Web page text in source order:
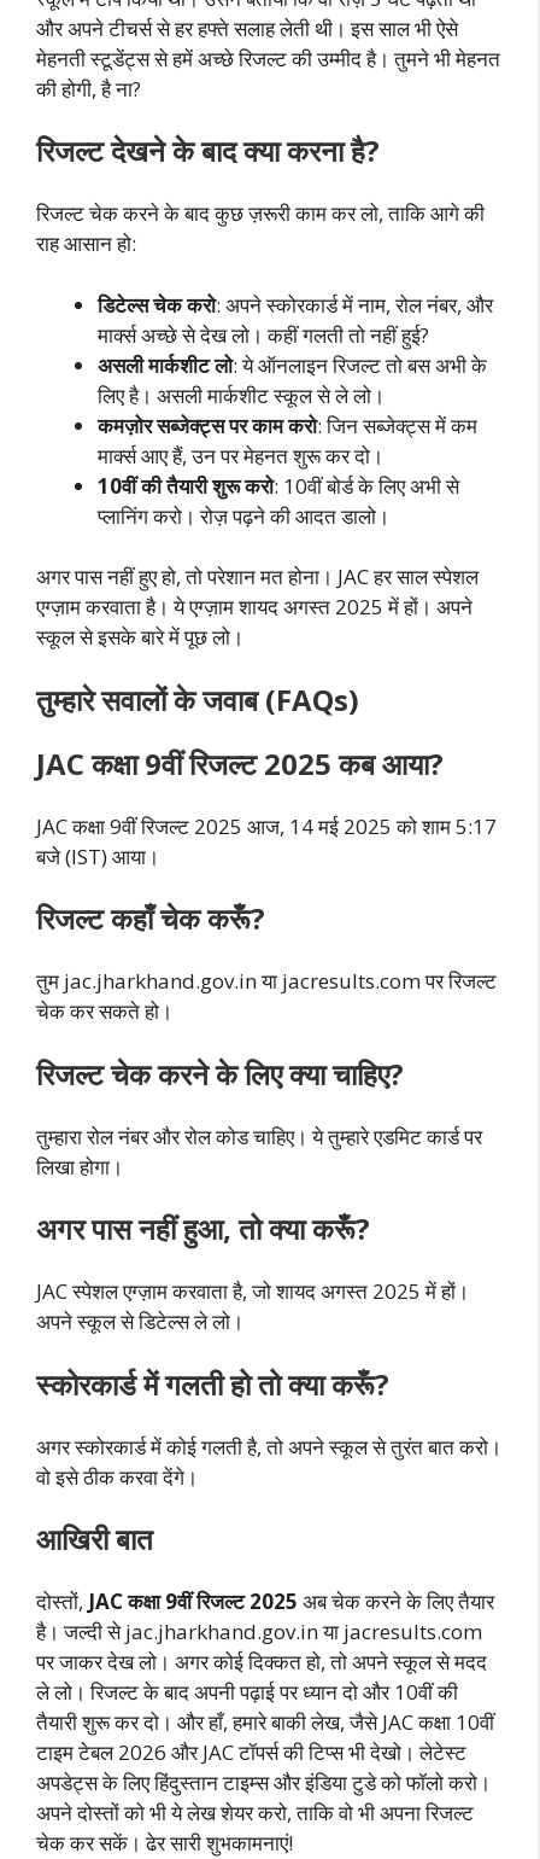
और अपने टीचर्स से हर हफ्ते सलाह लेती थी। इस साल भी ऐसे
मेहनती स्टूडेंट्स से हमें अच्छे रिजल्ट की उम्मीद है। तुमने भी मेहनत
की होगी, है ना?
रिजल्ट देखने के बाद क्या करना है?
रिजल्ट चेक करने के बाद कुछ ज़रूरी काम कर लो, ताकि आगे की
राह आसान हो:
डिटेल्स चेक करो: अपने स्कोरकार्ड में नाम, रोल नंबर, और
मार्क्स अच्छे से देख लो। कहीं गलती तो नहीं हुई?
असली मार्कशीट लो: ये ऑनलाइन रिजल्ट तो बस अभी के
लिए है। असली मार्कशीट स्कूल से ले लो।
कमज़ोर सब्जेक्ट्स पर काम करो: जिन सब्जेक्ट्स में कम
मार्क्स आए हैं, उन पर मेहनत शुरू कर दो।
10वीं की तैयारी शुरू करो: 10वीं बोर्ड के लिए अभी से
प्लानिंग करो। रोज़ पढ़ने की आदत डालो।
अगर पास नहीं हुए हो, तो परेशान मत होना। JAC हर साल स्पेशल
एग्ज़ाम करवाता है। ये एग्ज़ाम शायद अगस्त 2025 में हों। अपने
स्कूल से इसके बारे में पूछ लो।
तुम्हारे सवालों के जवाब (FAQs)
JAC कक्षा 9वीं रिजल्ट 2025 कब आया?
JAC कक्षा 9वीं रिजल्ट 2025 आज, 14 मई 2025 को शाम 5:17
बजे (IST) आया।
रिजल्ट कहाँ चेक करूँ?
तुम jac.jharkhand.gov.in या jacresults.com पर रिजल्ट
चेक कर सकते हो।
रिजल्ट चेक करने के लिए क्या चाहिए?
तुम्हारा रोल नंबर और रोल कोड चाहिए। ये तुम्हारे एडमिट कार्ड पर
लिखा होगा।
अगर पास नहीं हुआ, तो क्या करूँ?
JAC स्पेशल एग्ज़ाम करवाता है, जो शायद अगस्त 2025 में हों।
अपने स्कूल से डिटेल्स ले लो।
स्कोरकार्ड में गलती हो तो क्या करूँ?
अगर स्कोरकार्ड में कोई गलती है, तो अपने स्कूल से तुरंत बात करो।
वो इसे ठीक करवा देंगे।
आखिरी बात
दोस्तों, JAC कक्षा 9वीं रिजल्ट 2025 अब चेक करने के लिए तैयार
है। जल्दी से jac.jharkhand.gov.in या jacresults.com
पर जाकर देख लो। अगर कोई दिक्कत हो, तो अपने स्कूल से मदद
ले लो। रिजल्ट के बाद अपनी पढ़ाई पर ध्यान दो और 10वीं की
तैयारी शुरू कर दो। और हाँ, हमारे बाकी लेख, जैसे JAC कक्षा 10वीं
टाइम टेबल 2026 और JAC टॉपर्स की टिप्स भी देखो। लेटेस्ट
अपडेट्स के लिए हिंदुस्तान टाइम्स और इंडिया टुडे को फॉलो करो।
अपने दोस्तों को भी ये लेख शेयर करो, ताकि वो भी अपना रिजल्ट
चेक कर सकें। ढेर सारी शुभकामनाएं!